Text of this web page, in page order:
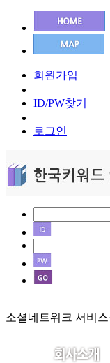
회원가입
ID/PW찾기
로그인
소셜네트워크 서비